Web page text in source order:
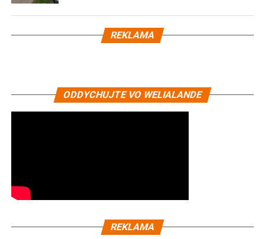
REKLAMA
ODDYCHUJTE VO WELIALANDE
REKLAMA